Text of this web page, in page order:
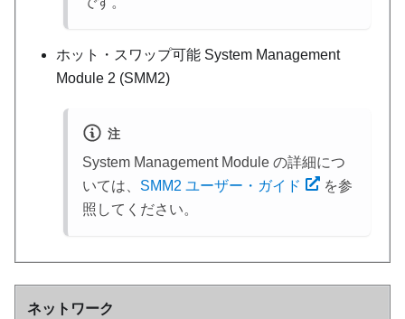
ホット・スワップ可能 System Management
Module 2 (SMM2)
注
System Management Module の詳細につ
いては、 SMM2 ユーザー・ガイド
を参
照してください。
ネットワーク